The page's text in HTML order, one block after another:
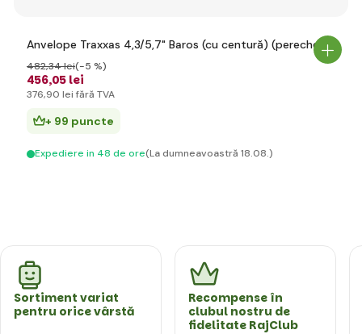
Anvelope Traxxas 4,3/5,7" Baros (cu centură) (pereche)
456,05 lei
482,34 lei(-5 %)
376,90 lei fără TVA
+ 99 puncte
Expediere in 48 de ore(La dumneavoastră 18.08.)
Sortiment variat
pentru orice vârstă
Recompense în
clubul nostru de
fidelitate RajClub